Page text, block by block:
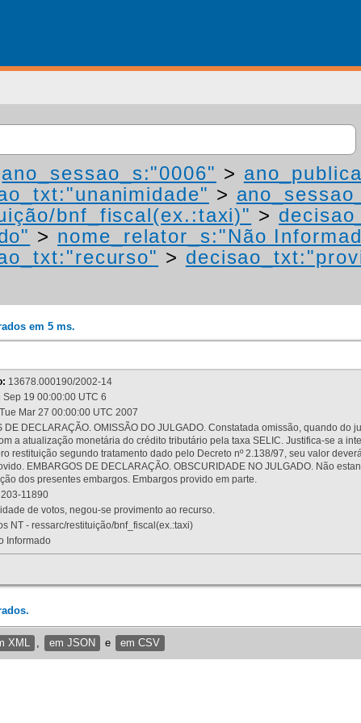
ano_sessao_s:"0006" >
>
bnf_fiscal(ex.:taxi)" >
> nome_relator_s:"Não
>
em 5 ms.
13678.000190/2002-14
Sep 19 00:00:00 UTC 6
Tue Mar 27 00:00:00 UTC 2007
DE DECLARAÇÃO. OMISSÃO DO JULGADO. Constatada omissão, quando
a atualização monetária do crédito tributário pela taxa SELIC. Justifica-se a
restituição segundo tratamento dado pelo Decreto nº 2.138/97, seu valor
EMBARGOS DE DECLARAÇÃO. OBSCURIDADE NO JULGADO. Não
dos presentes embargos. Embargos provido em parte.
203-11890
de votos, negou-se provimento ao recurso.
NT - ressarc/restituição/bnf_fiscal(ex.:taxi)
Informado
XML em JSON e em CSV